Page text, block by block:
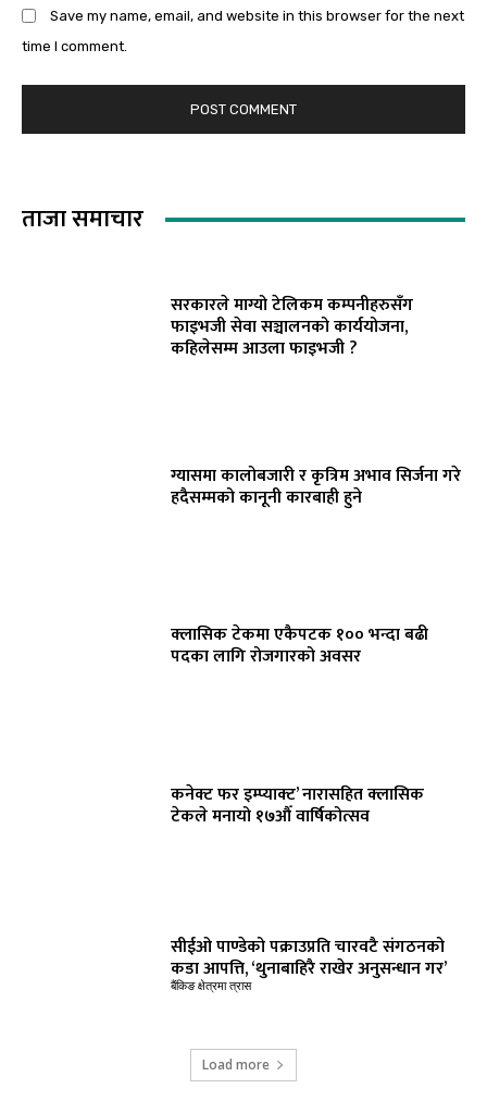
Save my name, email, and website in this browser for the next
time I comment.
ताजा समाचार
सरकारले माग्यो टेलिकम कम्पनीहरुसँग
फाइभजी सेवा सञ्चालनको कार्ययोजना,
कहिलेसम्म आउला फाइभजी ?
ग्यासमा कालोबजारी र कृत्रिम अभाव सिर्जना गरे
हदैसम्मको कानूनी कारबाही हुने
क्लासिक टेकमा एकैपटक १०० भन्दा बढी
पदका लागि रोजगारको अवसर
कनेक्ट फर इम्प्याक्ट’ नारासहित क्लासिक
टेकले मनायो १७औँ वार्षिकोत्सव
सीईओ पाण्डेको पक्राउप्रति चारवटै संगठनको
कडा आपत्ति, ‘थुनाबाहिरै राखेर अनुसन्धान गर’
बैंकिङ क्षेत्रमा त्रास
Load more